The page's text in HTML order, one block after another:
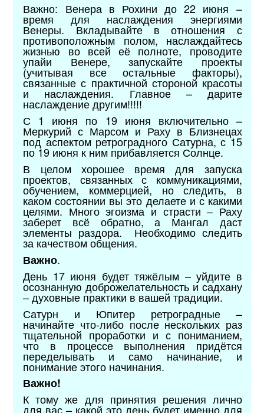
Важно: Венера в Рохини до 22 июня –
время для наслаждения энергиями
Венеры. Вкладывайте в отношения с
противоположным полом, наслаждайтесь
жизнью во всей её полноте, проводите
упайи Венере, запускайте проекты
(учитывая все остальные факторы),
связанные с практичной стороной красоты
и наслаждения. Главное – дарите
наслаждение другим!!!!!
С 1 июня по 19 июня включительно –
Меркурий с Марсом и Раху в Близнецах
под аспектом ретроградного Сатурна, с 15
по 19 июня к ним прибавляется Солнце.
В целом хорошее время для запуска
проектов, связанных с коммуникациями,
обучением, коммерцией, но следить, в
каком состоянии вы это делаете и с какими
целями. Много эгоизма и страсти – Раху
заберет всё обратно, а Мангал даст
элементы раздора. Необходимо следить
за качеством общения.
Важно.
День 17 июня будет тяжёлым – уйдите в
осознанную доброжелательность и садхану
– духовные практики в вашей традиции.
Сатурн и Юпитер ретроградные –
начинайте что-либо после нескольких раз
тщательной проработки и с пониманием,
что в процессе выполнения придётся
переделывать и само начинание, и
понимание этого начинания.
Важно!
К тому же для принятия решения лично
для вас – какой это день будет именно для